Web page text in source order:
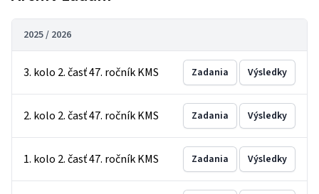
2025 / 2026
3. kolo 2. časť 47. ročník KMS Zadania Výsledky
2. kolo 2. časť 47. ročník KMS Zadania Výsledky
1. kolo 2. časť 47. ročník KMS Zadania Výsledky